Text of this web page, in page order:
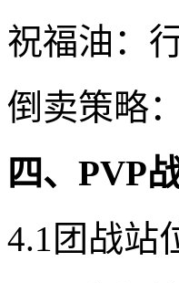
祝福油：
倒卖策略
四、PVP
4.1团战站